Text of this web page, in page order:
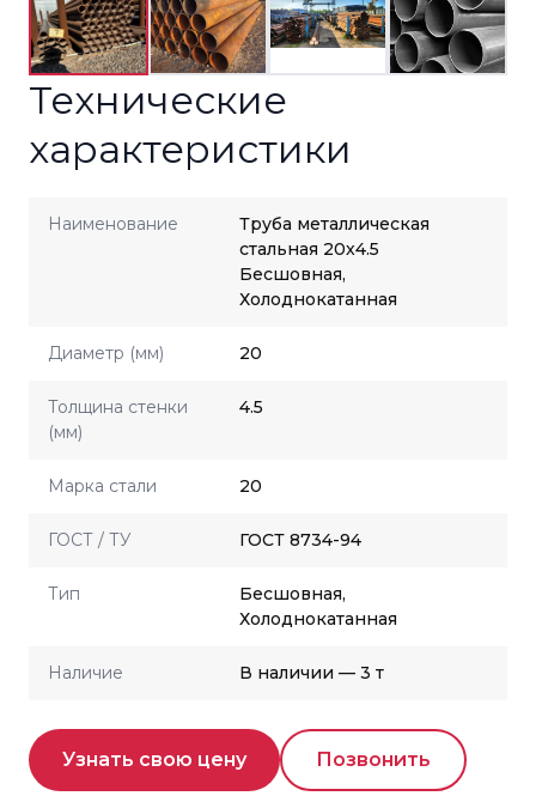
Технические
характеристики
Наименование
Труба металлическая
стальная 20x4.5
Бесшовная,
Холоднокатанная
Диаметр (мм) 20
Толщина стенки
(мм)
4.5
Марка стали 20
ГОСТ / ТУ ГОСТ 8734-94
Тип
Бесшовная,
Холоднокатанная
Наличие В наличии — 3 т
Узнать свою цену Позвонить